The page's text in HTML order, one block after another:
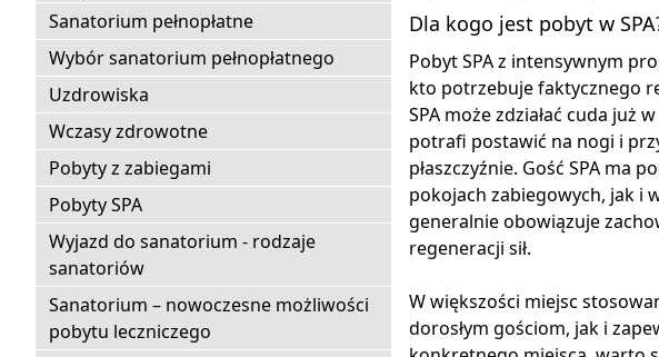
Sanatorium pełnopłatne
Wybór sanatorium pełnopłatnego
Uzdrowiska
Wczasy zdrowotne
Pobyty z zabiegami
Pobyty SPA
Wyjazd do sanatorium - rodzaje
sanatoriów
Sanatorium – nowoczesne możliwości
pobytu leczniczego
Dla kogo jest pobyt w
Pobyt SPA z intensywnym
kto potrzebuje faktycznego
SPA może zdziałać cuda już
potrafi postawić na nogi i
płaszczyźnie. Gość SPA ma
pokojach zabiegowych, jak i
generalnie obowiązuje
regeneracji sił.
W większości miejsc
dorosłym gościom, jak i